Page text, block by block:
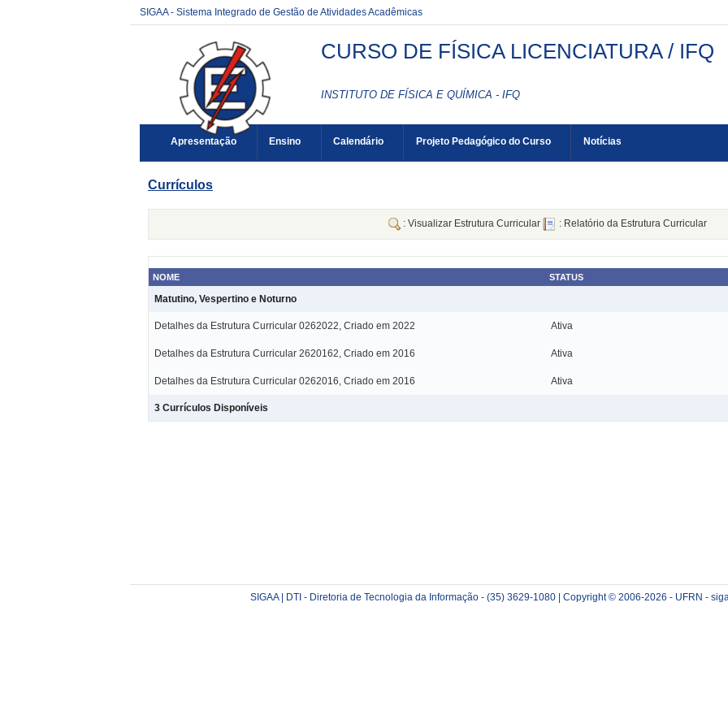
SIGAA - Sistema Integrado de Gestão de Atividades Acadêmicas
CURSO DE FÍSICA LICENCIATURA / IFQ
INSTITUTO DE FÍSICA E QUÍMICA - IFQ
Apresentação Ensino Calendário Projeto Pedagógico do Curso Notícias
Currículos
: Visualizar Estrutura Curricular : Relatório da Estrutura Curricular
NOME STATUS
Matutino, Vespertino e Noturno
Detalhes da Estrutura Curricular 0262022, Criado em 2022 Ativa
Detalhes da Estrutura Curricular 2620162, Criado em 2016 Ativa
Detalhes da Estrutura Curricular 0262016, Criado em 2016 Ativa
3 Currículos Disponíveis
SIGAA | DTI - Diretoria de Tecnologia da Informação - (35) 3629-1080 | Copyright © 2006-2026 - UFRN -